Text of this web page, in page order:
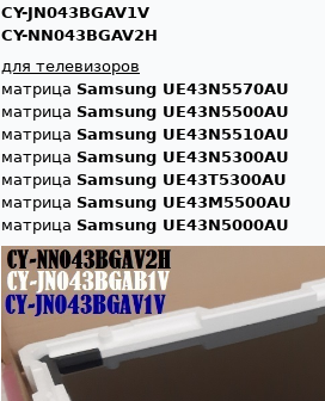
CY-JN043BGAV1V
CY-NN043BGAV2H
для телевизоров
матрица Samsung UE43N5570AU
матрица Samsung UE43N5500AU
матрица Samsung UE43N5510AU
матрица Samsung UE43N5300AU
матрица Samsung UE43T5300AU
матрица Samsung UE43M5500AU
матрица Samsung UE43N5000AU